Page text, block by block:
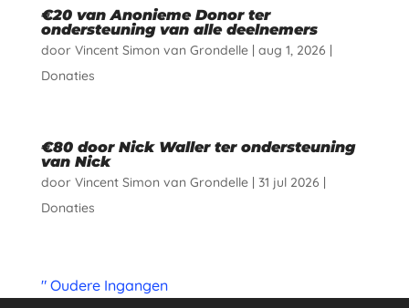
€20 van Anonieme Donor ter
ondersteuning van alle deelnemers
door Vincent Simon van Grondelle| aug 1, 2026 |
Donaties
€80 door Nick Waller ter ondersteuning
van Nick
door Vincent Simon van Grondelle| 31 jul 2026 |
Donaties
" Oudere Ingangen